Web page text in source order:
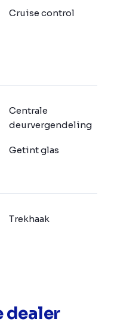
Cruise control
Centrale
deurvergendeling
Getint glas
Trekhaak
dealer